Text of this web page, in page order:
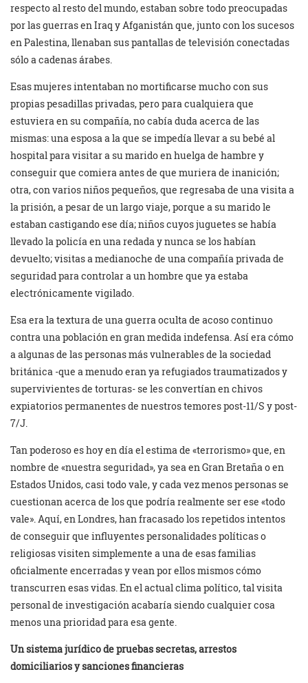
respecto al resto del mundo, estaban sobre todo preocupadas
por las guerras en Iraq y Afganistán que, junto con los sucesos
en Palestina, llenaban sus pantallas de televisión conectadas
sólo a cadenas árabes.
Esas mujeres intentaban no mortificarse mucho con sus
propias pesadillas privadas, pero para cualquiera que
estuviera en su compañía, no cabía duda acerca de las
mismas: una esposa a la que se impedía llevar a su bebé al
hospital para visitar a su marido en huelga de hambre y
conseguir que comiera antes de que muriera de inanición;
otra, con varios niños pequeños, que regresaba de una visita a
la prisión, a pesar de un largo viaje, porque a su marido le
estaban castigando ese día; niños cuyos juguetes se había
llevado la policía en una redada y nunca se los habían
devuelto; visitas a medianoche de una compañía privada de
seguridad para controlar a un hombre que ya estaba
electrónicamente vigilado.
Esa era la textura de una guerra oculta de acoso continuo
contra una población en gran medida indefensa. Así era cómo
a algunas de las personas más vulnerables de la sociedad
británica -que a menudo eran ya refugiados traumatizados y
supervivientes de torturas- se les convertían en chivos
expiatorios permanentes de nuestros temores post-11/S y post-
7/J.
Tan poderoso es hoy en día el estima de «terrorismo» que, en
nombre de «nuestra seguridad», ya sea en Gran Bretaña o en
Estados Unidos, casi todo vale, y cada vez menos personas se
cuestionan acerca de los que podría realmente ser ese «todo
vale». Aquí, en Londres, han fracasado los repetidos intentos
de conseguir que influyentes personalidades políticas o
religiosas visiten simplemente a una de esas familias
oficialmente encerradas y vean por ellos mismos cómo
transcurren esas vidas. En el actual clima político, tal visita
personal de investigación acabaría siendo cualquier cosa
menos una prioridad para esa gente.
Un sistema jurídico de pruebas secretas, arrestos
domiciliarios y sanciones financieras